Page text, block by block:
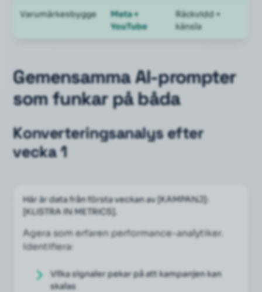
Varumärkesbygge
Meta +
YouTube
Räckvidd +
känsla
Gemensamma AI-prompter
som funkar på båda
Konverteringsanalys efter
vecka 1
Här är data från första veckan av [KAMPANJ]:
[KLISTRA IN METRICS].
Agera som erfaren performance-analytiker.
Identifiera:
Vilka signaler pekar på att kampanjen kan
skalas